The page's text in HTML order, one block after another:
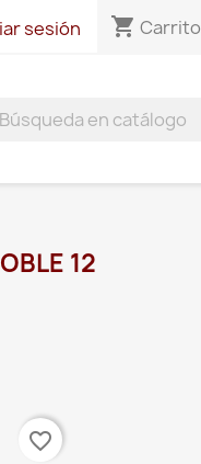
sesión shopping_cart Carrito
12
favorite_border